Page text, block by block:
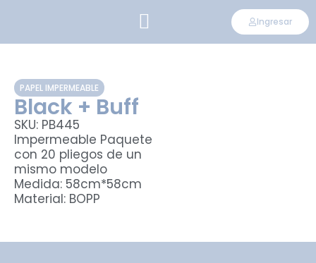
Ingresar
PAPEL IMPERMEABLE
Black + Buff
SKU: PB445
Impermeable Paquete
con 20 pliegos de un
mismo modelo
Medida: 58cm*58cm
Material: BOPP